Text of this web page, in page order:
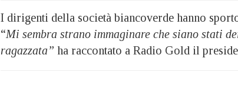
I dirigenti della società biancoverde hanno
“Mi sembra strano immaginare che siano stati
ragazzata” ha raccontato a Radio Gold il